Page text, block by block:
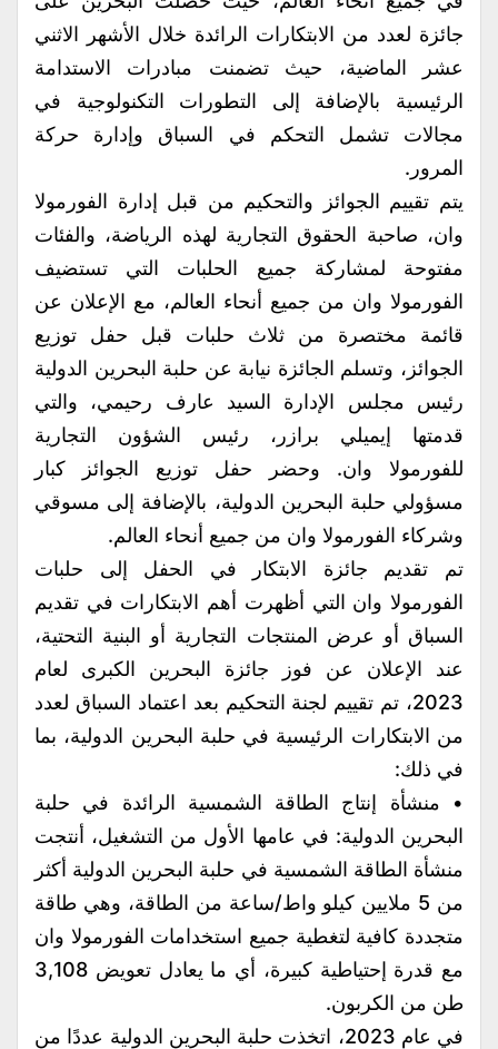
جائزة لعدد من الابتكارات الرائدة خلال الأشهر الاثني
عشر الماضية، حيث تضمنت مبادرات الاستدامة
الرئيسية بالإضافة إلى التطورات التكنولوجية في
مجالات تشمل التحكم في السباق وإدارة حركة
المرور.
يتم تقييم الجوائز والتحكيم من قبل إدارة الفورمولا
وان، صاحبة الحقوق التجارية لهذه الرياضة، والفئات
مفتوحة لمشاركة جميع الحلبات التي تستضيف
الفورمولا وان من جميع أنحاء العالم، مع الإعلان عن
قائمة مختصرة من ثلاث حلبات قبل حفل توزيع
الجوائز، وتسلم الجائزة نيابة عن حلبة البحرين الدولية
رئيس مجلس الإدارة السيد عارف رحيمي، والتي
قدمتها إيميلي برازر، رئيس الشؤون التجارية
للفورمولا وان. وحضر حفل توزيع الجوائز كبار
مسؤولي حلبة البحرين الدولية، بالإضافة إلى مسوقي
وشركاء الفورمولا وان من جميع أنحاء العالم.
تم تقديم جائزة الابتكار في الحفل إلى حلبات
الفورمولا وان التي أظهرت أهم الابتكارات في تقديم
السباق أو عرض المنتجات التجارية أو البنية التحتية،
عند الإعلان عن فوز جائزة البحرين الكبرى لعام
2023، تم تقييم لجنة التحكيم بعد اعتماد السباق لعدد
من الابتكارات الرئيسية في حلبة البحرين الدولية، بما
في ذلك:
• منشأة إنتاج الطاقة الشمسية الرائدة في حلبة
البحرين الدولية: في عامها الأول من التشغيل، أنتجت
منشأة الطاقة الشمسية في حلبة البحرين الدولية أكثر
من 5 ملايين كيلو واط/ساعة من الطاقة، وهي طاقة
متجددة كافية لتغطية جميع استخدامات الفورمولا وان
مع قدرة إحتياطية كبيرة، أي ما يعادل تعويض 3,108
طن من الكربون.
في عام 2023، اتخذت حلبة البحرين الدولية عددًا من